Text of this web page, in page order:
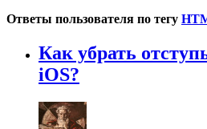
Ответы пользователя по тегу
Как убрать
iOS?